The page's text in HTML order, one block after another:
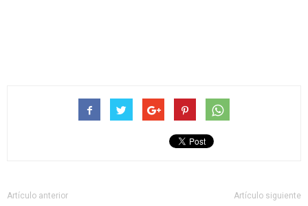
Artículo anterior Artículo siguiente